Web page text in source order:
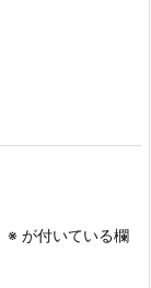
※ が付いている欄